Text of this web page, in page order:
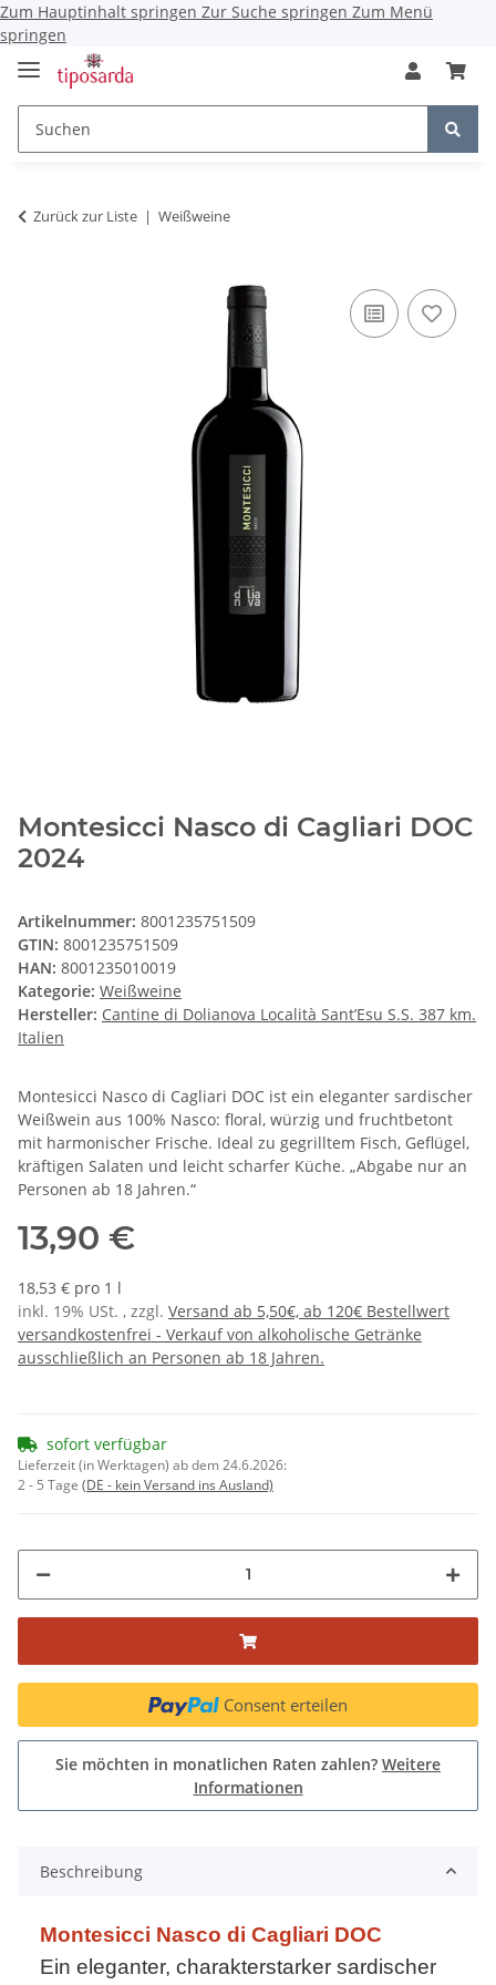
Zum Hauptinhalt springen Zur Suche springen Zum Menü
springen
Zurück zur Liste Weißweine
Montesicci Nasco di Cagliari DOC
2024
Artikelnummer: 8001235751509
GTIN: 8001235751509
HAN: 8001235010019
Kategorie: Weißweine
Hersteller: Cantine di Dolianova Località Sant’Esu S.S. 387 km.
Italien
Montesicci Nasco di Cagliari DOC ist ein eleganter sardischer
Weißwein aus 100% Nasco: floral, würzig und fruchtbetont
mit harmonischer Frische. Ideal zu gegrilltem Fisch, Geflügel,
kräftigen Salaten und leicht scharfer Küche. „Abgabe nur an
Personen ab 18 Jahren.“
13,90 €
18,53 € pro 1 l
inkl. 19% USt. , zzgl. Versand ab 5,50€, ab 120€ Bestellwert
versandkostenfrei - Verkauf von alkoholische Getränke
ausschließlich an Personen ab 18 Jahren.
sofort verfügbar
Lieferzeit (in Werktagen) ab dem 24.6.2026:
2 - 5 Tage (DE - kein Versand ins Ausland)
Consent erteilen
Sie möchten in monatlichen Raten zahlen? Weitere
Informationen
Beschreibung
Montesicci Nasco di Cagliari DOC
Ein eleganter, charakterstarker sardischer